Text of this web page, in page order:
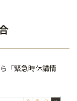
「緊急時休講情